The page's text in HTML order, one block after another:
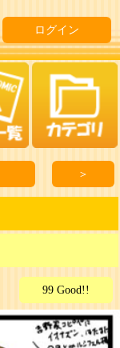
ログイン
＞
99 Good!!